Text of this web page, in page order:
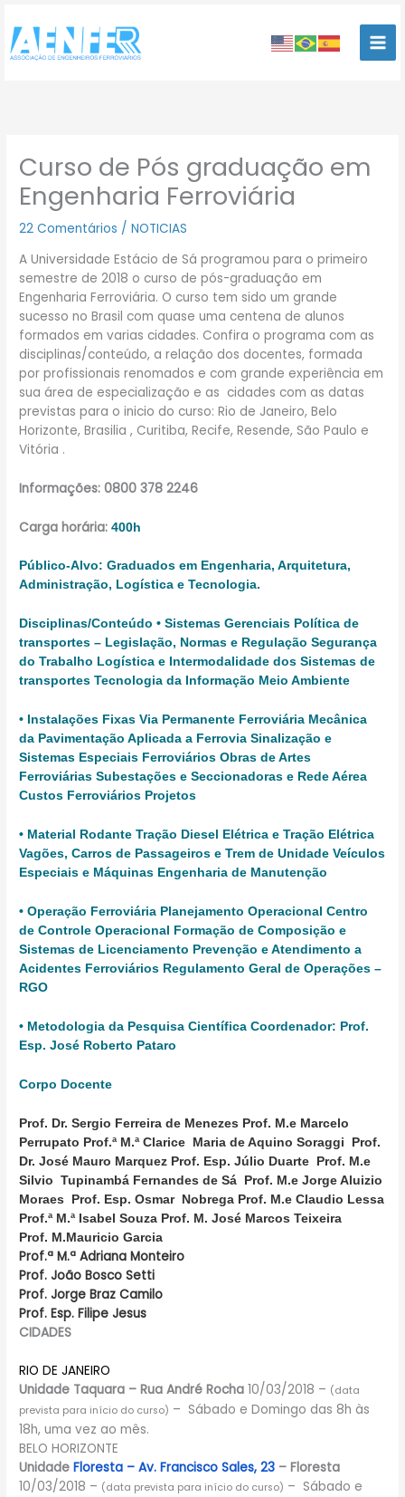
para
conteúdo
Curso de Pós graduação em
Engenharia Ferroviária
22 Comentários /NOTICIAS
A Universidade Estácio de Sá programou para o primeiro
semestre de 2018 o curso de pós-graduação em
Engenharia Ferroviária. O curso tem sido um grande
sucesso no Brasil com quase uma centena de alunos
formados em varias cidades. Confira o programa com as
disciplinas/conteúdo, a relação dos docentes, formada
por profissionais renomados e com grande experiência em
sua área de especialização e as cidades com as datas
previstas para o inicio do curso: Rio de Janeiro, Belo
Horizonte, Brasilia , Curitiba, Recife, Resende, São Paulo e
Vitória .
Informações: 0800 378 2246
Carga horária: 400h
Público-Alvo: Graduados em Engenharia, Arquitetura,
Administração, Logística e Tecnologia.
Disciplinas/Conteúdo • Sistemas Gerenciais Política de
transportes – Legislação, Normas e Regulação Segurança
do Trabalho Logística e Intermodalidade dos Sistemas de
transportes Tecnologia da Informação Meio Ambiente
• Instalações FixasVia Permanente Ferroviária Mecânica
da Pavimentação Aplicada a Ferrovia Sinalização e
Sistemas Especiais Ferroviários Obras de Artes
Ferroviárias Subestações e Seccionadoras e Rede Aérea
Custos Ferroviários Projetos
• Material RodanteTração Diesel Elétrica e Tração Elétrica
Vagões, Carros de Passageiros e Trem de Unidade Veículos
Especiais e Máquinas Engenharia de Manutenção
• Operação Ferroviária Planejamento Operacional Centro
de Controle Operacional Formação de Composição e
Sistemas de Licenciamento Prevenção e Atendimento a
Acidentes Ferroviários Regulamento Geral de Operações –
RGO
• Metodologia da Pesquisa Científica Coordenador: Prof.
Esp. José Roberto Pataro
Corpo Docente
Prof. Dr. Sergio Ferreira de Menezes Prof. M.e Marcelo
Perrupato Prof.ª M.ª Clarice Maria de Aquino Soraggi
Prof.
Dr. José Mauro Marquez Prof. Esp. Júlio Duarte Prof. M.e
Silvio Tupinambá Fernandes de Sá Prof. M.e Jorge Aluizio
Moraes
Prof. Esp. Osmar Nobrega Prof. M.e Claudio Lessa
Prof.ª M.ª Isabel Souza Prof. M. José Marcos Teixeira
Prof. M.Mauricio Garcia
Prof.ª M.ª Adriana Monteiro
Prof. João Bosco Setti
Prof. Jorge Braz Camilo
Prof. Esp. Filipe Jesus
CIDADES
RIO DE JANEIRO
Unidade Taquara – Rua André Rocha 10/03/2018 – (data
prevista para início do curso) – Sábado e Domingo das 8h às
18h, uma vez ao mês.
BELO HORIZONTE
UnidadeFloresta – Av. Francisco Sales, 23 – Floresta
10/03/2018 – (data prevista para início do curso) – Sábado e